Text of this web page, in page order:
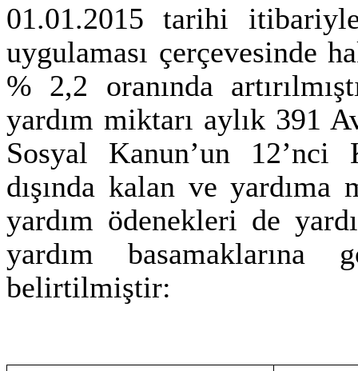
01.01.2015 tarihi
uygulaması çerçevesinde
% 2,2 oranında
yardım miktarı aylık 391
Sosyal Kanun’un 12’nci
dışında kalan ve
yardım ödenekleri de
yardım
belirtilmiştir: